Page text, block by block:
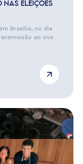
NAS ELEIÇÕES
Brasília, no dia
ao vivo